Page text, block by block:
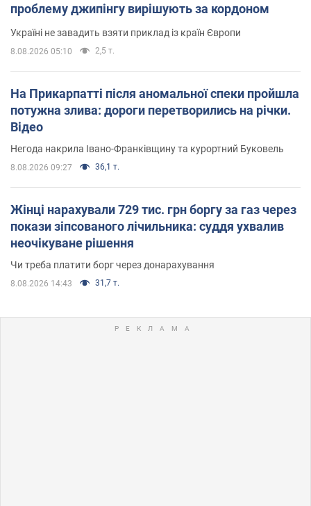
проблему джипінгу вирішують за кордоном
Україні не завадить взяти приклад із країн Європи
8.08.2026 05:10 2,5 т.
На Прикарпатті після аномальної спеки пройшла
потужна злива: дороги перетворились на річки.
Відео
Негода накрила Івано-Франківщину та курортний Буковель
8.08.2026 09:27 36,1 т.
Жінці нарахували 729 тис. грн боргу за газ через
покази зіпсованого лічильника: суддя ухвалив
неочікуване рішення
Чи треба платити борг через донарахування
8.08.2026 14:43 31,7 т.